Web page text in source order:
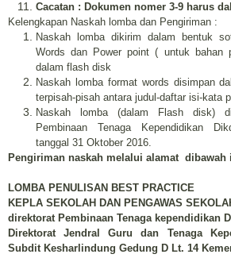
Cacatan : Dokumen nomer 3-9 harus
Kelengkapan Naskah lomba dan Pengiriman :
Naskah lomba dikirim dalam bentuk
Words dan Power point ( untuk bahan
dalam flash disk
Naskah lomba format words disimpan
terpisah-pisah antara judul-daftar isi-kata
Naskah lomba (dalam Flash disk)
Pembinaan Tenaga Kependidikan
tanggal 31 Oktober 2016.
Pengiriman naskah melalui alamat dibawah
LOMBA PENULISAN BEST PRACTICE
KEPLA SEKOLAH DAN PENGAWAS
direktorat Pembinaan Tenaga kependidikan
Direktorat Jendral Guru dan Tenaga
Subdit Kesharlindung Gedung D Lt. 14